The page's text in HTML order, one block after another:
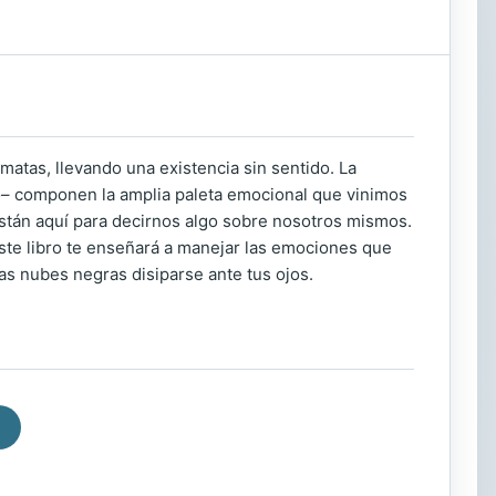
llevando una existencia sin sentido. La
componen la amplia paleta emocional que vinimos
aquí para decirnos algo sobre nosotros mismos.
libro te enseñará a manejar las emociones que
nubes negras disiparse ante tus ojos.